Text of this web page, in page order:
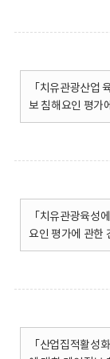
「치유관광산업
보 침해요인 평가
「치유관광육성
요인 평가에 관한
「산업집적활성